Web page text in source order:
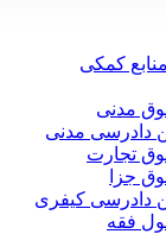
کمکی
مدنی
دادرسی مدنی
تجارت
جزا
دادرسی کیفری
فقه